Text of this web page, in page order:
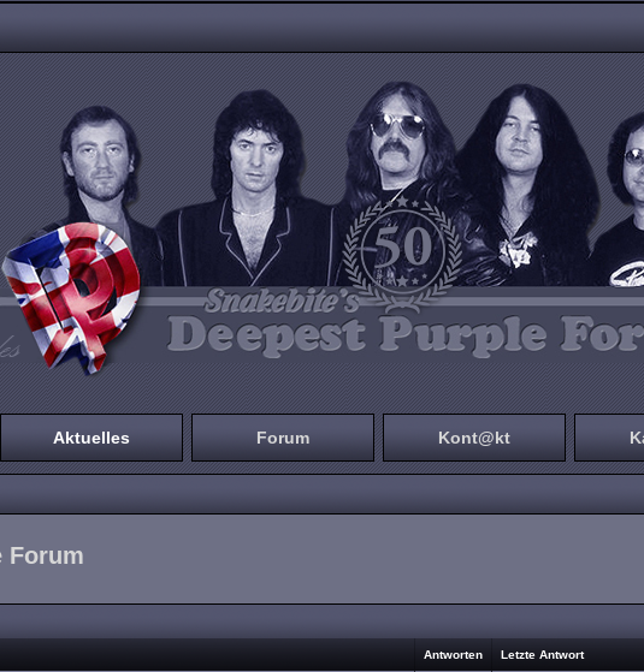
Aktuelles Forum Kont@kt
Forum
Antworten Letzte Antwort